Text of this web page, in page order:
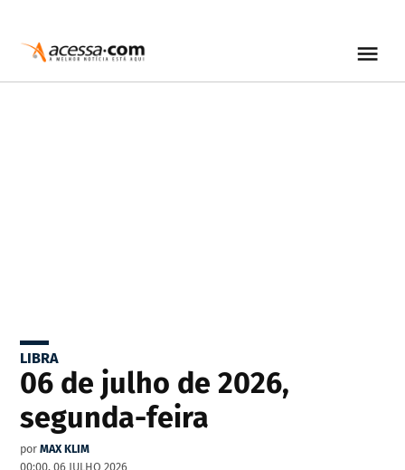
LIBRA
06 de julho de 2026,
segunda-feira
por MAX KLIM
00:00, 06 JULHO 2026